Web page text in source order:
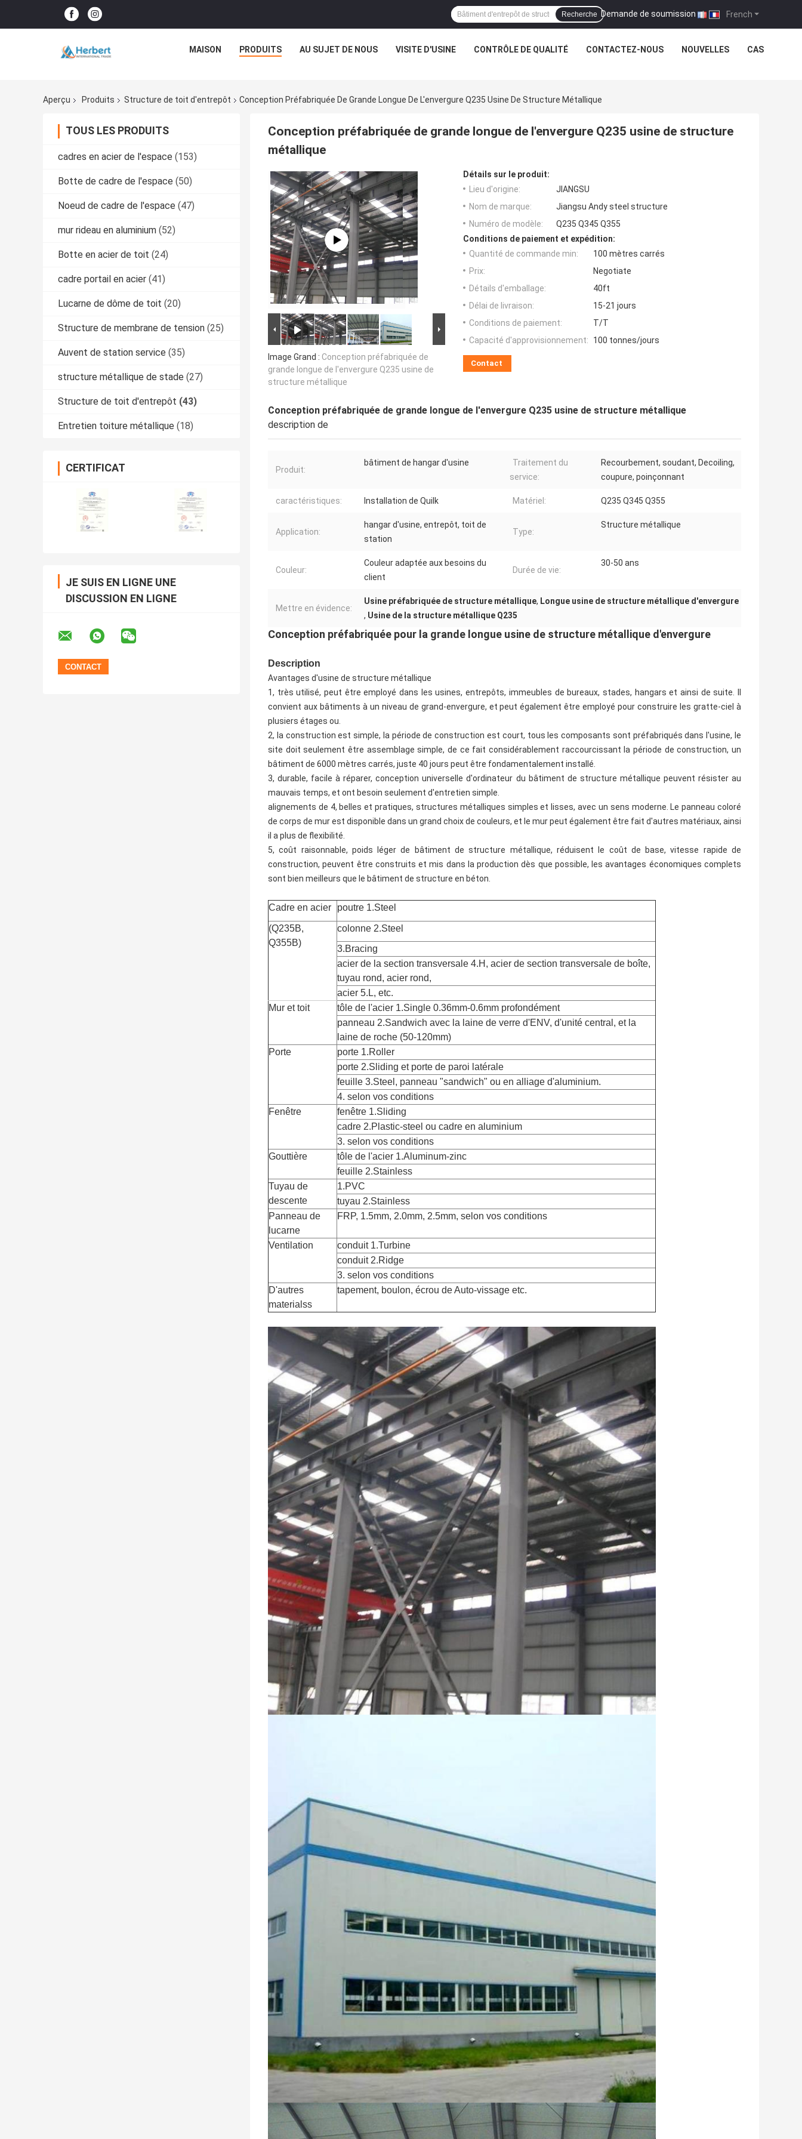
French
Demande de soumission |
Recherche
MAISON PRODUITS AU SUJET DE NOUS VISITE D'USINE CONTRÔLE DE QUALITÉ CONTACTEZ-NOUS NOUVELLES CAS
Aperçu Produits Structure de toit d'entrepôt Conception Préfabriquée De Grande Longue De L'envergure Q235 Usine De Structure Métallique
TOUS LES PRODUITS
cadres en acier de l'espace (153)
Botte de cadre de l'espace (50)
Noeud de cadre de l'espace (47)
mur rideau en aluminium (52)
Botte en acier de toit (24)
cadre portail en acier (41)
Lucarne de dôme de toit (20)
Structure de membrane de tension (25)
Auvent de station service (35)
structure métallique de stade (27)
Structure de toit d'entrepôt (43)
Entretien toiture métallique (18)
CERTIFICAT
JE SUIS EN LIGNE UNE
DISCUSSION EN LIGNE
Conception préfabriquée de grande longue de l'envergure Q235 usine de structure
métallique
Image Grand : Conception préfabriquée de
grande longue de l'envergure Q235 usine de
structure métallique
Détails sur le produit:
Lieu d'origine:
JIANGSU
Nom de marque:
Jiangsu Andy steel structure
Numéro de modèle:
Q235 Q345 Q355
Conditions de paiement et expédition:
Quantité de commande min:
100 mètres carrés
Prix:
Negotiate
Détails d'emballage:
40ft
Délai de livraison:
15-21 jours
Conditions de paiement:
T/T
Capacité d'approvisionnement:
100 tonnes/jours
Contact
Conception préfabriquée de grande longue de l'envergure Q235 usine de structure métallique
description de
Produit:
bâtiment de hangar d'usine
Traitement du
service:
Recourbement, soudant, Decoiling,
coupure, poinçonnant
caractéristiques: Installation de Quilk Matériel: Q235 Q345 Q355
Application:
hangar d'usine, entrepôt, toit de
station
Type:
Structure métallique
Couleur:
Couleur adaptée aux besoins du
client
Durée de vie:
30-50 ans
Mettre en évidence:
Usine préfabriquée de structure métallique, Longue usine de structure métallique d'envergure
, Usine de la structure métallique Q235
Conception préfabriquée pour la grande longue usine de structure métallique d'envergure
Description
Avantages d'usine de structure métallique
1, très utilisé, peut être employé dans les usines, entrepôts, immeubles de bureaux, stades, hangars et ainsi de suite. Il
convient aux bâtiments à un niveau de grand-envergure, et peut également être employé pour construire les gratte-ciel à
plusiers étages ou.
2, la construction est simple, la période de construction est court, tous les composants sont préfabriqués dans l'usine, le
site doit seulement être assemblage simple, de ce fait considérablement raccourcissant la période de construction, un
bâtiment de 6000 mètres carrés, juste 40 jours peut être fondamentalement installé.
3, durable, facile à réparer, conception universelle d'ordinateur du bâtiment de structure métallique peuvent résister au
mauvais temps, et ont besoin seulement d'entretien simple.
alignements de 4, belles et pratiques, structures métalliques simples et lisses, avec un sens moderne. Le panneau coloré
de corps de mur est disponible dans un grand choix de couleurs, et le mur peut également être fait d'autres matériaux, ainsi
il a plus de flexibilité.
5, coût raisonnable, poids léger de bâtiment de structure métallique, réduisent le coût de base, vitesse rapide de
construction, peuvent être construits et mis dans la production dès que possible, les avantages économiques complets
sont bien meilleurs que le bâtiment de structure en béton.
Cadre en acier poutre 1.Steel
(Q235B,
Q355B)
colonne 2.Steel
3.Bracing
acier de la section transversale 4.H, acier de section transversale de boîte,
tuyau rond, acier rond,
acier 5.L, etc.
Mur et toit
tôle de l'acier 1.Single 0.36mm-0.6mm profondément
panneau 2.Sandwich avec la laine de verre d'ENV, d'unité central, et la
laine de roche (50-120mm)
Porte
porte 1.Roller
porte 2.Sliding et porte de paroi latérale
feuille 3.Steel, panneau "sandwich" ou en alliage d'aluminium.
4. selon vos conditions
Fenêtre
fenêtre 1.Sliding
cadre 2.Plastic-steel ou cadre en aluminium
3. selon vos conditions
Gouttière
tôle de l'acier 1.Aluminum-zinc
feuille 2.Stainless
Tuyau de
descente
1.PVC
tuyau 2.Stainless
Panneau de
lucarne
FRP, 1.5mm, 2.0mm, 2.5mm, selon vos conditions
Ventilation
conduit 1.Turbine
conduit 2.Ridge
3. selon vos conditions
D'autres
materialss
tapement, boulon, écrou de Auto-vissage etc.